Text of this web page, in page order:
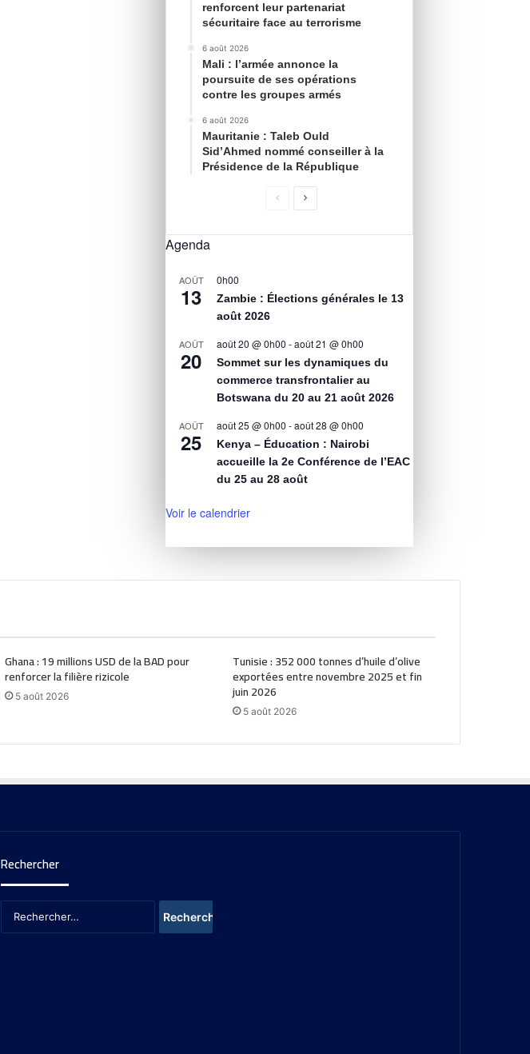
renforcent leur partenariat
sécuritaire face au terrorisme
6 août 2026
Mali : l’armée annonce la
poursuite de ses opérations
contre les groupes armés
6 août 2026
Mauritanie : Taleb Ould
Sid’Ahmed nommé conseiller à la
Présidence de la République
Agenda
AOÛT
13
0h00
Zambie : Élections générales le 13
août 2026
AOÛT
20
août 20 @ 0h00 -août 21 @ 0h00
Sommet sur les dynamiques du
commerce transfrontalier au
Botswana du 20 au 21 août 2026
AOÛT
25
août 25 @ 0h00 -août 28 @ 0h00
Kenya – Éducation : Nairobi
accueille la 2e Conférence de l’EAC
du 25 au 28 août
Voir le calendrier
Ghana : 19 millions USD de la BAD pour
renforcer la filière rizicole
5 août 2026
Tunisie : 352 000 tonnes d’huile d’olive
exportées entre novembre 2025 et fin
juin 2026
5 août 2026
Rechercher